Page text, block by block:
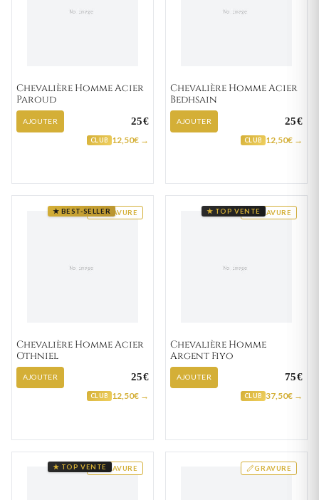
Chevalière Homme Acier
Paroud
AJOUTER 25€
CLUB 12,50€ →
Chevalière Homme Acier
Bedhsain
AJOUTER 25€
CLUB 12,50€ →
GRAVURE
★ BEST-SELLER
Chevalière Homme Acier
Othniel
AJOUTER 25€
CLUB 12,50€ →
GRAVURE
★ TOP VENTE
Chevalière Homme
Argent Fiyo
AJOUTER 75€
CLUB 37,50€ →
GRAVURE
★ TOP VENTE GRAVURE